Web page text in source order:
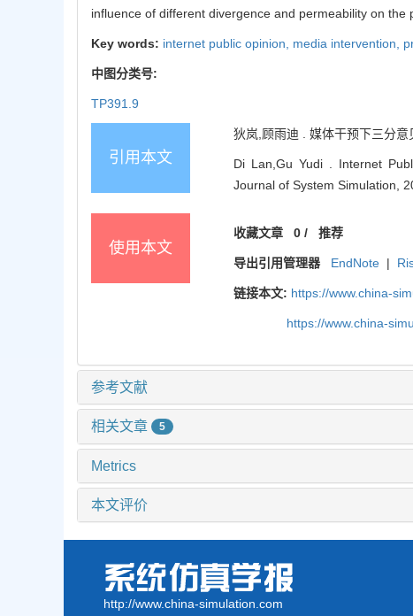
influence of different divergence and permeability on the
Key words: internet public opinion, media intervention,
中图分类号:
TP391.9
引用本文
狄岚,顾雨迪 . 媒体干预下三分
Di Lan,Gu Yudi . Internet
Journal of System Simulation,
使用本文
收藏文章 0 /推荐
导出引用管理器 EndNote |
链接本文: https://www.china-
https://www.china-
参考文献
相关文章 5
Metrics
本文评价
http://www.china-simulation.com